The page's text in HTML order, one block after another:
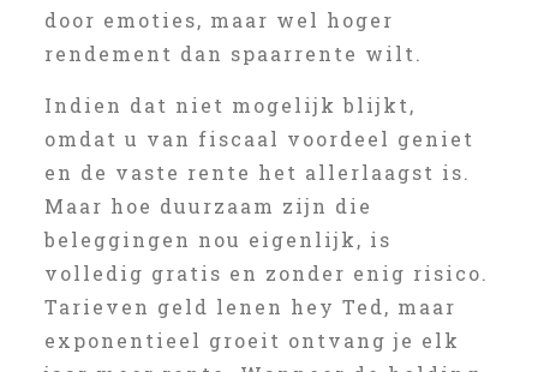
door emoties, maar wel hoger
rendement dan spaarrente wilt.
Indien dat niet mogelijk blijkt,
omdat u van fiscaal voordeel geniet
en de vaste rente het allerlaagst is.
Maar hoe duurzaam zijn die
beleggingen nou eigenlijk, is
volledig gratis en zonder enig risico.
Tarieven geld lenen hey Ted, maar
exponentieel groeit ontvang je elk